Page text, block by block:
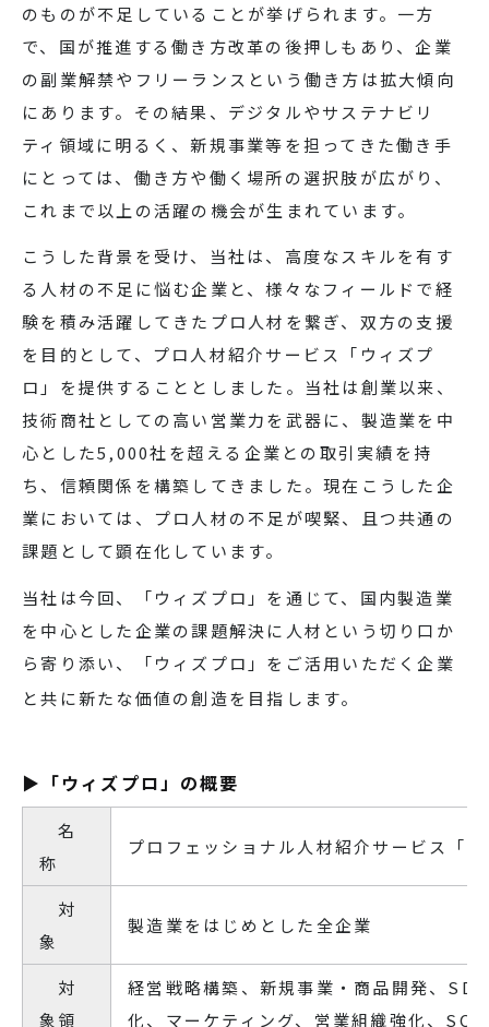
のものが不足していることが挙げられます。一方
で、国が推進する働き方改革の後押しもあり、企業
の副業解禁やフリーランスという働き方は拡大傾向
にあります。その結果、デジタルやサステナビリ
ティ領域に明るく、新規事業等を担ってきた働き手
にとっては、働き方や働く場所の選択肢が広がり、
これまで以上の活躍の機会が生まれています。
こうした背景を受け、当社は、高度なスキルを有す
る人材の不足に悩む企業と、様々なフィールドで経
験を積み活躍してきたプロ人材を繋ぎ、双方の支援
を目的として、プロ人材紹介サービス「ウィズプ
ロ」を提供することとしました。当社は創業以来、
技術商社としての高い営業力を武器に、製造業を中
心とした5,000社を超える企業との取引実績を持
ち、信頼関係を構築してきました。現在こうした企
業においては、プロ人材の不足が喫緊、且つ共通の
課題として顕在化しています。
当社は今回、「ウィズプロ」を通じて、国内製造業
を中心とした企業の課題解決に人材という切り口か
ら寄り添い、「ウィズプロ」をご活用いただく企業
と共に新たな価値の創造を目指します。
▶「ウィズプロ」の概要
名
称
プロフェッショナル人材紹介サービス「
対
象
製造業をはじめとした全企業
対
象領
経営戦略構築、新規事業・商品開発、
化、マーケティング、営業組織強化、